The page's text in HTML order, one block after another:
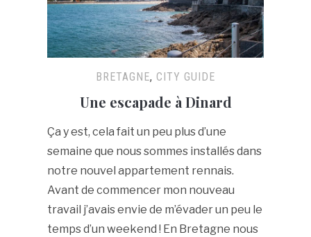
BRETAGNE, CITY GUIDE
Une escapade à Dinard
Ça y est, cela fait un peu plus d’une
semaine que nous sommes installés dans
notre nouvel appartement rennais.
Avant de commencer mon nouveau
travail j’avais envie de m’évader un peu le
temps d’un weekend ! En Bretagne nous